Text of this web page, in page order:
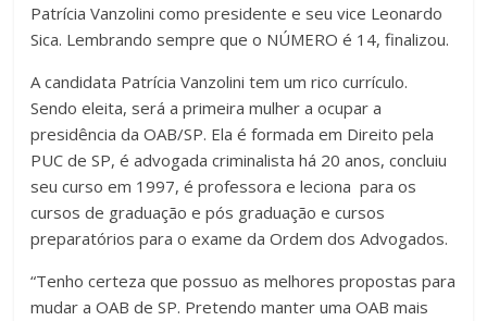
Patrícia Vanzolini como presidente e seu vice Leonardo
Sica. Lembrando sempre que o NÚMERO é 14, finalizou.
A candidata Patrícia Vanzolini tem um rico currículo.
Sendo eleita, será a primeira mulher a ocupar a
presidência da OAB/SP. Ela é formada em Direito pela
PUC de SP, é advogada criminalista há 20 anos, concluiu
seu curso em 1997, é professora e leciona para os
cursos de graduação e pós graduação e cursos
preparatórios para o exame da Ordem dos Advogados.
“Tenho certeza que possuo as melhores propostas para
mudar a OAB de SP. Pretendo manter uma OAB mais